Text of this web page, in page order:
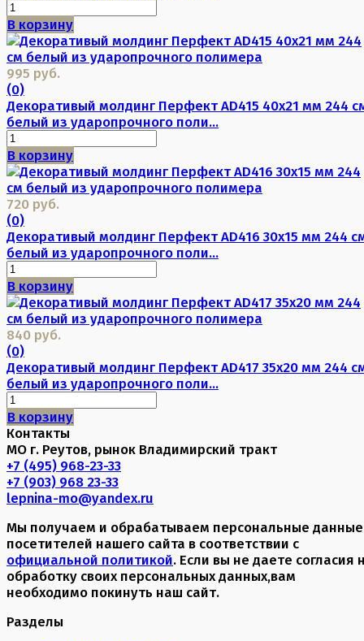
В корзину
995 руб.
(0)
Декоративый молдинг Перфект AD415 40х21 мм 244
белый из ударопрочного поли...
В корзину
720 руб.
(0)
Декоративый молдинг Перфект AD416 30х15 мм 244
белый из ударопрочного поли...
В корзину
840 руб.
(0)
Декоративый молдинг Перфект AD417 35х20 мм 244
белый из ударопрочного поли...
В корзину
Контакты
МО г. Реутов, рынок Владимирский тракт
+7 (495) 968-23-33
+7 (903) 968 23-33
lepnina-mo@yandex.ru
Мы получаем и обрабатываем персональные данные
посетителей нашего сайта в соответствии с
официальной политикой. Если вы не даете согласия
обработку своих персональных данных,вам
необходимо покинуть наш сайт.
Разделы